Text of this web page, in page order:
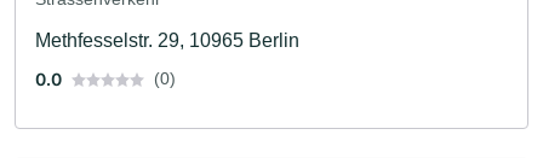
Methfesselstr. 29, 10965 Berlin
0.0
(0)